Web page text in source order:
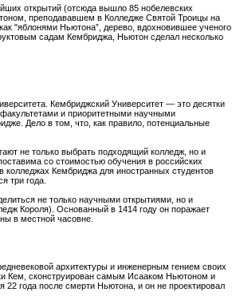
открытий (отсюда вышло 85 нобелевских
преподававшем в Колледже Святой Троицы на
"яблонями Ньютона”, дерево, вдохновившее ученого
садам Кембриджа, Ньютон сделал несколько
Кембриджский Университет — это десятки
и приоритетными научными
Дело в том, что, как правило, потенциальные
не только выбрать подходящий колледж, но и
со стоимостью обучения в российских
Кембриджа для иностранных студентов
три года.
не только научными открытиями, но и
Короля). Основанный в 1414 году он поражает
в местной часовне.
архитектуры и инженерным гением своих
Кем, сконструирован самым Исааком Ньютоном и
22 года после смерти Ньютона, и он не проектировал